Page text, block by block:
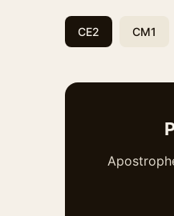
CE2 CM1